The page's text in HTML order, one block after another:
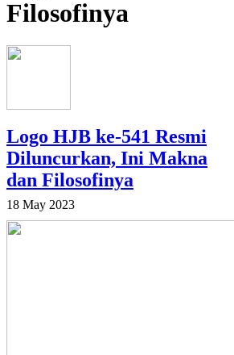
Filosofinya
Logo HJB ke-541 Resmi
Diluncurkan, Ini Makna
dan Filosofinya
18 May 2023